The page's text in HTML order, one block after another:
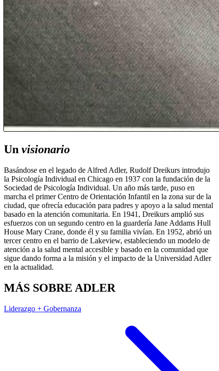
Un visionario
Basándose en el legado de Alfred Adler, Rudolf Dreikurs introdujo
la Psicología Individual en Chicago en 1937 con la fundación de la
Sociedad de Psicología Individual. Un año más tarde, puso en
marcha el primer Centro de Orientación Infantil en la zona sur de la
ciudad, que ofrecía educación para padres y apoyo a la salud mental
basado en la atención comunitaria. En 1941, Dreikurs amplió sus
esfuerzos con un segundo centro en la guardería Jane Addams Hull
House Mary Crane, donde él y su familia vivían. En 1952, abrió un
tercer centro en el barrio de Lakeview, estableciendo un modelo de
atención a la salud mental accesible y basado en la comunidad que
sigue dando forma a la misión y el impacto de la Universidad Adler
en la actualidad.
MÁS SOBRE ADLER
Liderazgo + Gobernanza